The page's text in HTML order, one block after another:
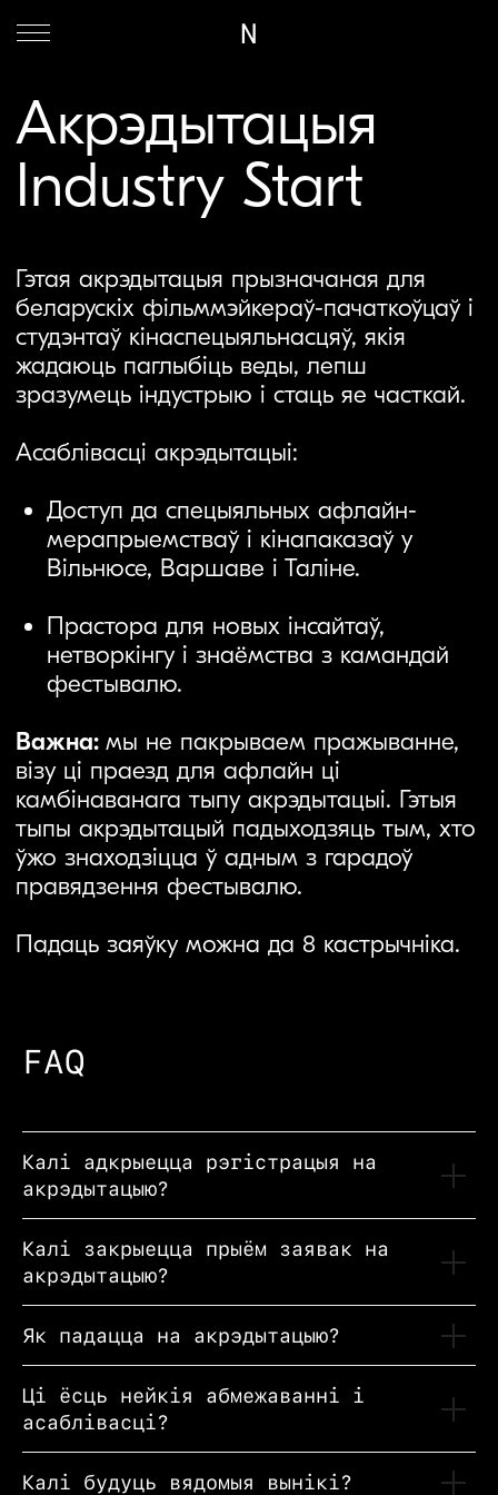
Акрэдытацыя
Industry Start
Гэтая акрэдытацыя прызначаная для
беларускіх фільммэйкераў-пачаткоўцаў і
зразумець індустрыю і стаць яе часткай.
Асаблівасці акрэдытацыі:
Доступ да спецыяльных афлайн-
мерапрыемстваў і кінапаказаў у
Вільнюсе, Варшаве і Таліне.
Прастора для новых інсайтаў,
нетворкінгу і знаёмства з камандай
Важна: мы не пакрываем пражыванне,
візу ці праезд для афлайн ці
камбінаванага тыпу акрэдытацыі. Гэтыя
ўжо знаходзіцца ў адным з гарадоў
правядзення фестывалю.
Падаць заяўку можна да 8 кастрычніка.
FAQ
Калі адкрыецца рэгістрацыя на
акрэдытацыю?
Калі закрыецца прыём заявак на
акрэдытацыю?
Як падацца на акрэдытацыю?
Ці ёсць нейкія абмежаванні і
асаблівасці?
Калі будуць вядомыя вынікі?
S